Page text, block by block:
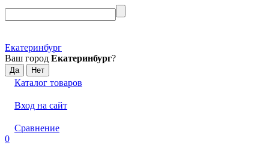
Екатеринбург
Ваш город Екатеринбург?
Каталог товаров
Вход на сайт
Сравнение
0